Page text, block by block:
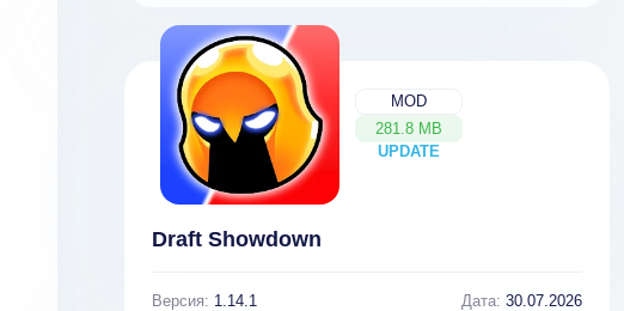
MOD
281.8 MB
UPDATE
NEW
Draft Showdown
Версия: 1.14.1 Дата: 30.07.2026